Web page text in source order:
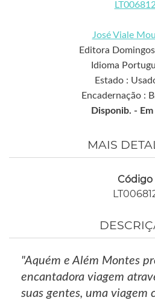
LT006812
José Viale
Editora
Idioma
Estado :
Encadernação :
Disponib. -
MAIS
Código
"Aquém e Além Montes
encantadora viagem
suas gentes, uma viagem